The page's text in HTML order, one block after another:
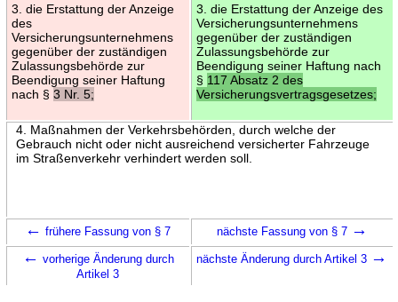
3. die Erstattung der Anzeige
des
Versicherungsunternehmens
gegenüber der zuständigen
Zulassungsbehörde zur
Beendigung seiner Haftung
nach § 3 Nr. 5;
3. die Erstattung der Anzeige des
Versicherungsunternehmens
gegenüber der zuständigen
Zulassungsbehörde zur
Beendigung seiner Haftung nach
§ 117 Absatz 2 des
Versicherungsvertragsgesetzes;
4. Maßnahmen der Verkehrsbehörden, durch welche der
Gebrauch nicht oder nicht ausreichend versicherter Fahrzeuge
im Straßenverkehr verhindert werden soll.
← frühere Fassung von § 7 nächste Fassung von § 7 →
← vorherige Änderung durch
Artikel 3
nächste Änderung durch Artikel 3 →